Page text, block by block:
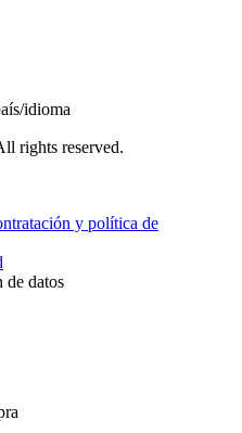
idioma
rights reserved.
y política de
de datos